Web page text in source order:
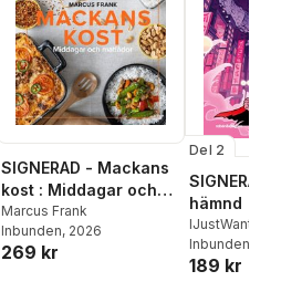
SIGNERAD - Mackans
kost : Middagar och
matlådor
Marcus Frank
Inbunden, 2026
269 kr
Del 2
SIGNERAD -
hämnd
Adolphson
Beer ,Victor Beer
Inbunden
189 kr